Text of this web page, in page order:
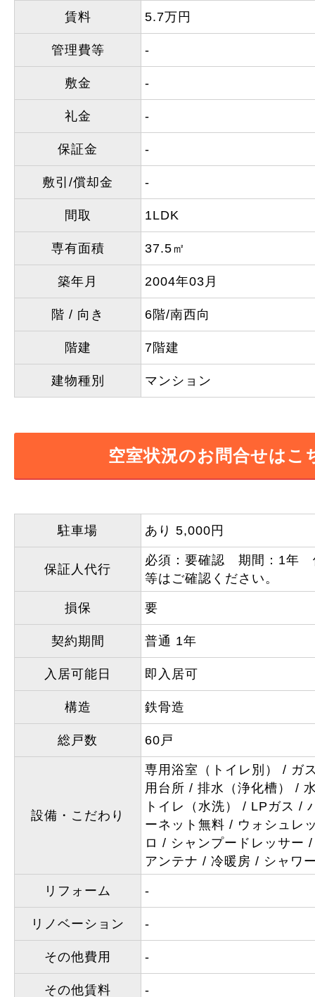
賃料 5.7万円
管理費等 -
敷金 -
礼金 -
保証金 -
敷引/償却金 -
間取 1LDK
専有面積 37.5㎡
築年月 2004年03月
階 / 向き 6階/南西向
階建 7階建
建物種別 マンション
空室状況のお問合せはこ
駐車場 あり 5,000円
保証人代行
必須：要確認 期間：1年
等はご確認ください。
損保 要
契約期間 普通 1年
入居可能日 即入居可
構造 鉄骨造
総戸数 60戸
設備・こだわり
専用浴室（トイレ別）
ガ
用台所
排水（浄化槽）
トイレ（水洗）
LPガス
ーネット無料
ウォシュレ
ロ
シャンプードレッサー
アンテナ
冷暖房 シャワ
リフォーム -
リノベーション -
その他費用 -
その他賃料 -